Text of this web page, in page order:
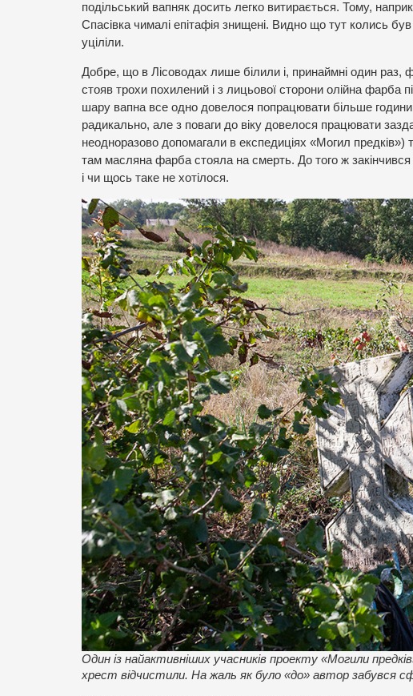
подільський вапняк досить легко витирається. Тому,
Спасівка чималі епітафія знищені. Видно що тут колись
уціліли.
Добре, що в Лісоводах лише білили і, принаймні один
стояв трохи похилений і з лицьової сторони олійна фарба
шару вапна все одно довелося попрацювати більше
радикально, але з поваги до віку довелося працювати
неодноразово допомагали в експедиціях «Могил
там масляна фарба стояла на смерть. До того ж
і чи щось таке не хотілося.
Один із найактивніших учасників проекту «Могили
хрест відчистили. На жаль як було «до» автор забувся